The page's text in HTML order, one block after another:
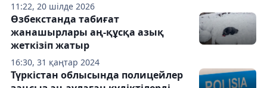
11:22, 20 шілде 2026
16:30, 31 қаңтар 2024
Өзбекстанда табиғат
жанашырлары аң-құсқа азық
жеткізіп жатыр
Түркістан облысында полицейлер